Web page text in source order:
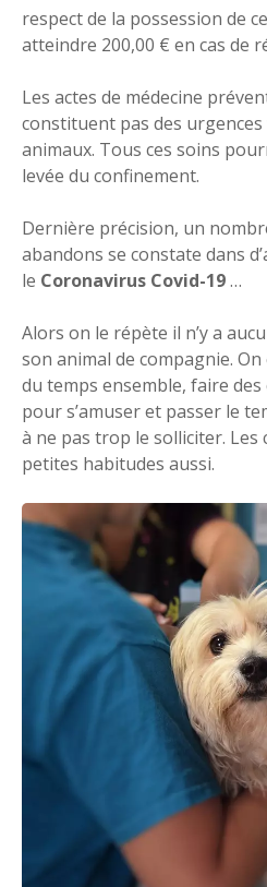
respect de la possession de
atteindre 200,00 € en cas de
Les actes de médecine
constituent pas des
animaux. Tous ces soins
levée du confinement.
Dernière précision, un
abandons se constate dans
le Coronavirus Covid-19…
Alors on le répète il n’y a
son animal de compagnie.
du temps ensemble, faire
pour s’amuser et passer le
à ne pas trop le solliciter.
petites habitudes aussi.